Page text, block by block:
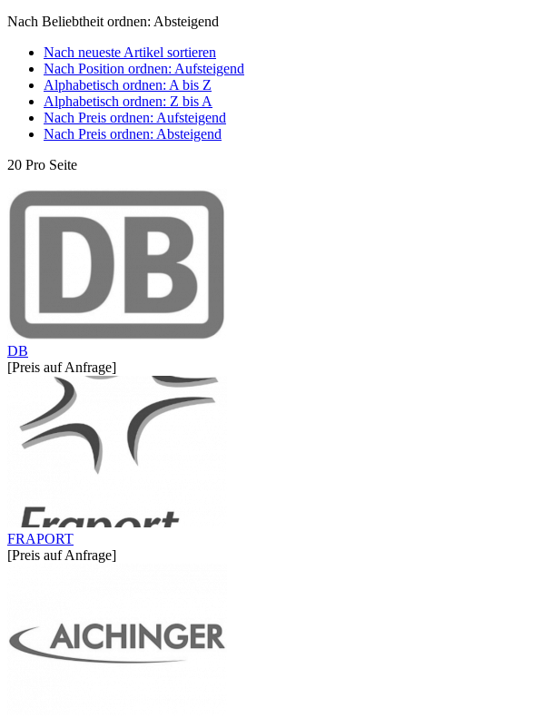
Nach Beliebtheit ordnen: Absteigend
Nach neueste Artikel sortieren
Nach Position ordnen: Aufsteigend
Alphabetisch ordnen: A bis Z
Alphabetisch ordnen: Z bis A
Nach Preis ordnen: Aufsteigend
Nach Preis ordnen: Absteigend
20 Pro Seite
DB
[Preis auf Anfrage]
FRAPORT
[Preis auf Anfrage]